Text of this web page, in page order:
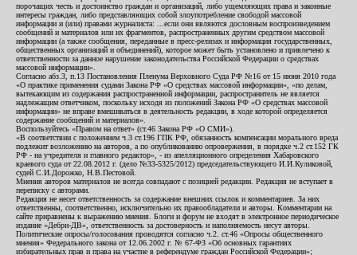
порочащих честь и достоинство граждан и организаций, либо ущемляющих права и законные
интересы граждан, либо представляющих собой злоупотребление свободой массовой
информации и (или) правами журналиста: ...если они являются дословным воспроизведением
сообщений и материалов или их фрагментов, распространенных другим средством массовой
информации (а также сообщения, переданные в пресс-релизах и информация государственных,
общественных организаций и объединений), которое может быть установлено и привлечено к
ответственности за данное нарушение законодательства Российской Федерации о средствах
массовой информации».
Согласно абз.3, п.13 Постановления Пленума Верховного Суда РФ №16 от 15 июня 2010 года
«О практике применения судами Закона РФ «О средствах массовой информации», «по делам,
вытекающим из содержания распространенной информации, распространитель не является
надлежащим ответчиком, поскольку исходя из положений Закона РФ «О средствах массовой
информации» не вправе вмешиваться в деятельность редакции, в ходе которой определяется
содержание сообщений и материалов».
Воспользуйтесь «Правом на ответ» (ст.46 Закона РФ «О СМИ»).
«В соответствии с положением ч.3 ст.196 ГПК РФ, обязанность компенсации морального вреда
подлежит возложению на авторов, а по опубликованию опровержения, в порядке ч.2 ст.152 ГК
РФ - на учредителя и главного редактор», - из апелляционного определения Хабаровского
краевого суда от 22.08.2012 г. (дело №33-5325/2012) председательствующего И.И.Куликовой,
судей С.И.Дорожко, Н.В.Пестовой.
Мнения авторов материалов не всегда совпадают с позицией редакции. Редакция не вступает в
переписку с авторами.
Редакция не несет ответственность за содержание внешних ссылок и комментариев. За них
ответственны, соответственно, исключительно их правообладатели и авторы. Комментарии на
сайте приравнены к выражению мнения. Блоги и форум не входят в электронное периодическое
издание «Дебри-ДВ», ответственность за достоверность и наполняемость несут авторы.
Политические опросы/голосования проводятся согласно ч.2. ст.46 «Опросы общественного
мнения» Федерального закона от 12.06.2002 г. № 67-ФЗ «Об основных гарантиях
избирательных прав и права на участие в референдуме граждан Российской Федерации»;